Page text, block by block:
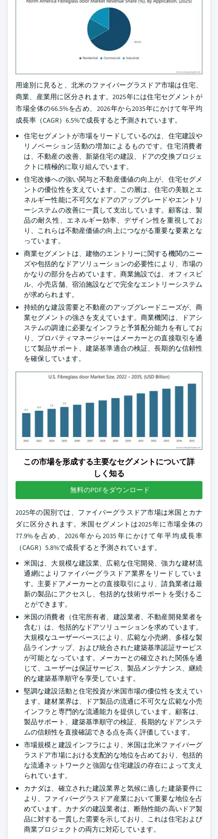
用途別に見ると、北米のファイバーグラスドア市場は住宅、
商業、産業用に区分されます。2025年には住宅セグメントが
市場全体の66.5%を占め、2026年から2035年にかけて年平均
成長率（CAGR）6.5%で成長すると予測されています。
住宅セグメントが市場をリードしているのは、住宅建設や
リノベーション活動の増加によるものです。住宅消費者
は、不動産の改善、新築住宅の建設、ドアの交換プロジェ
クトに積極的に取り組んでいます。
住宅改修への強い関与と不動産価値の向上が、住宅セグメ
ントの優位性を支えています。この層は、住宅の美観とエ
ネルギー性能に不可欠なドアのアップグレードやエントリ
ーシステムの改善に一貫して支出しています。顧客は、製
品の耐久性、エネルギー効率、デザイン性を重視してお
り、これらは不動産価値の向上につながる重要な要素とな
っています。
商業セグメントは、建物のエントリーに関する機関のニー
ズや包括的なドアソリューションの必要性により、市場の
かなりの部分を占めています。商業施設では、オフィスビ
ル、小売店舗、宿泊施設などで完全なエントリーシステム
が求められます。
持続的な建設需要と不動産のアップグレードニーズが、商
業セグメントの強さを支えています。商業機関は、ドアシ
ステムの調達に必要なインフラと予算配分能力を有してお
り、プロパティマネージャーはメーカーとの直接取引を通
じて製品サポート、建築基準適合の検証、長期的な信頼性
を確保しています。
この市場を形成する主要なセグメントについて詳
しく知る
無料のPDFをダウンロード
2025年の国別では、ファイバーグラスドア市場は米国とカナ
ダに区分されます。米国セグメントは2025年に市場全体の
77.9%を占め、2026年から2035年にかけて年平均成長率
（CAGR）5.8%で成長すると予測されています。
米国は、大規模な建設業、広範な住宅開発、強力な建材流
通網によりファイバーグラスドア業界をリードしていま
す。主要ドアメーカーとの直接取引により、請負業者は最
新の製品にアクセスし、包括的な技術サポートを受けるこ
とができます。
米国の消費者（住宅所有者、建設業者、不動産開発業者を
含む）は、包括的なドアソリューションを求めています。
大規模なユーザーベースにより、広範な小売網、多様な製
品ラインナップ、および統合された建築基準認証サービス
が可能となっています。メーカーとの確立された関係を通
じて、ユーザーは保証サービス、製品メンテナンス、継続
的な建築基準順守を享受しています。
堅調な建設活動と住宅投資が米国市場の優位性を支えてい
ます。建材業界は、ドア製品の流通に不可欠な広範な小売
インフラと専門的な流通能力を提供しています。顧客は、
製品サポート、建築基準順守の検証、長期的なドアシステ
ムの信頼性を直接確認できる点を高く評価しています。
市場規模と建設インフラにより、米国は北米ファイバーグ
ラスドア市場における支配的な地位を占めており、包括的
な流通ネットワークと強固な住宅建設の存在によって支え
られています。
カナダは、確立された建設業界と気候に適した建築要件に
より、ファイバーグラスドア産業において重要な地位を占
めています。カナダの建設業者は、断熱性能の高いドア製
品に対する一貫した需要を示しており、これは住宅および
商業プロジェクトの両方に対応しています。